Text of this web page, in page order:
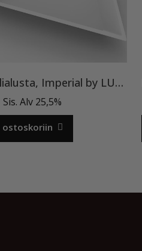
Kristallialusta, Imperial by LUXINI® Crystals
Sis. Alv 25,5%
ostoskoriin